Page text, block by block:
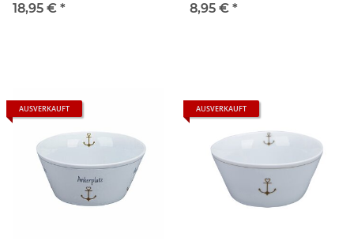
18,95 € *
8,95 € *
AUSVERKAUFT AUSVERKAUFT